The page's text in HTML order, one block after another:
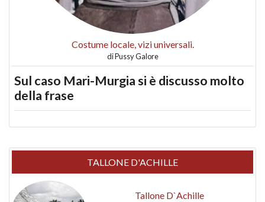
Costume locale, vizi universali.
diPussy Galore
Sul caso Mari-Murgia si è discusso molto
della frase
TALLONE D'ACHILLE
Tallone D`Achille